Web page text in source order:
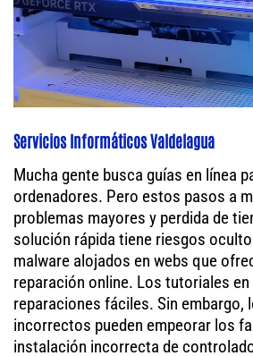
Servicios Informáticos Valdelagua
Mucha gente busca guías en línea
ordenadores. Pero estos pasos a
problemas mayores y perdida de
solución rápida tiene riesgos
malware alojados en webs que
reparación online. Los tutoriales
reparaciones fáciles. Sin embargo,
incorrectos pueden empeorar los
instalación incorrecta de